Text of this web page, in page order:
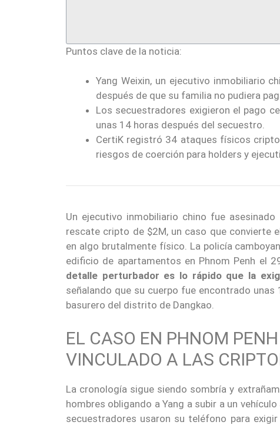
Puntos clave de la noticia:
Yang Weixin, un ejecutivo inmobiliario
después de que su familia no pudiera
Los secuestradores exigieron el pago
unas 14 horas después del secuestro.
CertiK registró 34 ataques físicos
riesgos de coerción para holders y
Un ejecutivo inmobiliario chino fue
rescate cripto de $2M, un caso que convierte
en algo brutalmente físico. La policía
edificio de apartamentos en Phnom Penh el
detalle perturbador es lo rápido que la
señalando que su cuerpo fue encontrado
basurero del distrito de Dangkao.
EL CASO EN PHNOM
VINCULADO A LAS
La cronología sigue siendo sombría y
hombres obligando a Yang a subir a un
secuestradores usaron su teléfono para